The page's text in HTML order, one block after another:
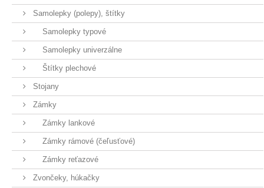
Samolepky (polepy), štítky
Samolepky typové
Samolepky univerzálne
Štítky plechové
Stojany
Zámky
Zámky lankové
Zámky rámové (čeľusťové)
Zámky reťazové
Zvončeky, húkačky